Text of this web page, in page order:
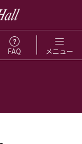
FAQ メニュー